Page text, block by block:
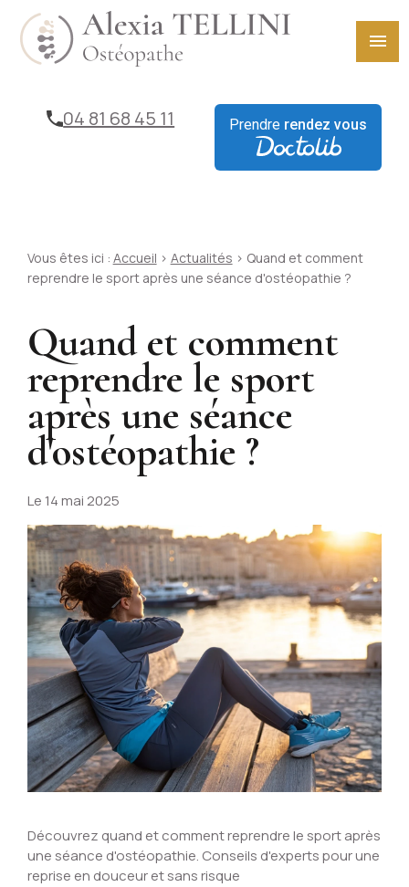
menu
04 81 68 45 11 Prendre rendez vous
Vous êtes ici : Accueil > Actualités > Quand et comment
reprendre le sport après une séance d'ostéopathie ?
Quand et comment
reprendre le sport
après une séance
d'ostéopathie ?
Le 14 mai 2025
Découvrez quand et comment reprendre le sport après
une séance d'ostéopathie. Conseils d'experts pour une
reprise en douceur et sans risque
Panneau de gestion des cookies